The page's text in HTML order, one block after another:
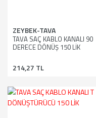
ZEYBEK-TAVA
TAVA SAÇ KABLO KANALI 90
DERECE DÖNÜŞ 150 LİK
214,27 TL